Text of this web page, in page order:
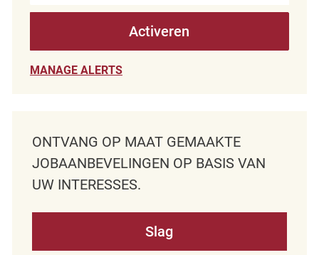
Activeren
MANAGE ALERTS
ONTVANG OP MAAT GEMAAKTE
JOBAANBEVELINGEN OP BASIS VAN
UW INTERESSES.
Slag